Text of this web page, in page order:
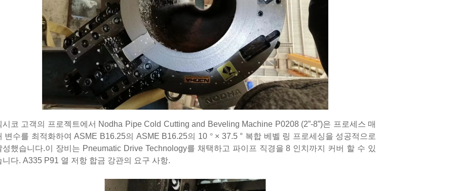
시코 고객의 프로젝트에서 Nodha Pipe Cold Cutting and Beveling Machine P0208 (2”-8”)은 프로세스 매
변수를 최적화하여 ASME B16.25의 ASME B16.25의 10 °× 37.5 ° 복합 베벨 링 프로세싱을 성공적으로
성했습니다.이 장비는 Pneumatic Drive Technology를 채택하고 파이프 직경을 8 인치까지 커버 할 수 있
니다. A335 P91 열 저항 합금 강관의 요구 사항.